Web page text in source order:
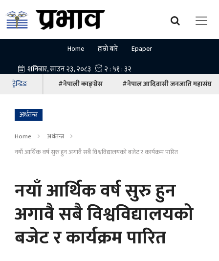
Home हाम्रो बारे Epaper
ट्रेन्डिङ #नेपाली काङ्ग्रेस #नेपाल आदिवासी जनजाति महासंघ
अर्थतन्त्र
Home
अर्थतन्त्र
नयाँ आर्थिक वर्ष सुरु हुन अगावै सबै विश्वविद्यालयको बजेट र कार्यक्रम पारित
नयाँ आर्थिक वर्ष सुरु हुन
अगावै सबै विश्वविद्यालयको
बजेट र कार्यक्रम पारित